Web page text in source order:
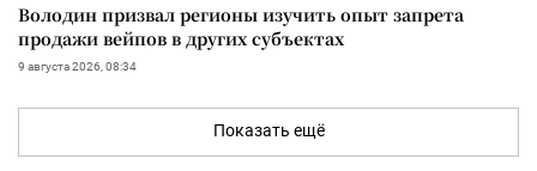
Володин призвал регионы изучить опыт запрета
продажи вейпов в других субъектах
9 августа 2026, 08:34
Показать ещё